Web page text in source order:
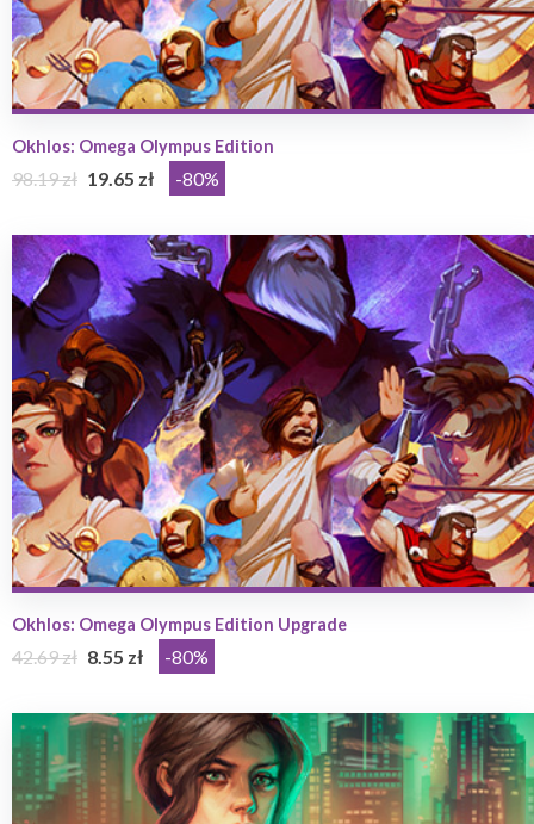
Okhlos: Omega Olympus Edition
98.19 zł 19.65 zł -80%
Okhlos: Omega Olympus Edition Upgrade
42.69 zł 8.55 zł -80%